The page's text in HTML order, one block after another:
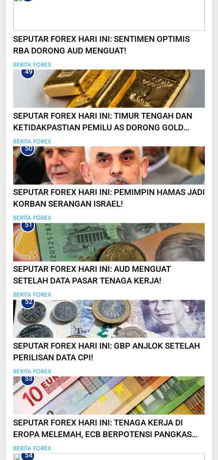
SEPUTAR FOREX HARI INI: SENTIMEN OPTIMIS
RBA DORONG AUD MENGUAT!
BERITA FOREX
49
SEPUTAR FOREX HARI INI: TIMUR TENGAH DAN
KETIDAKPASTIAN PEMILU AS DORONG GOLD
CAPAI ATH LAGI!
BERITA FOREX
50
SEPUTAR FOREX HARI INI: PEMIMPIN HAMAS JADI
KORBAN SERANGAN ISRAEL!
BERITA FOREX
51
SEPUTAR FOREX HARI INI: AUD MENGUAT
SETELAH DATA PASAR TENAGA KERJA!
BERITA FOREX
52
SEPUTAR FOREX HARI INI: GBP ANJLOK SETELAH
PERILISAN DATA CPI!
BERITA FOREX
53
SEPUTAR FOREX HARI INI: TENAGA KERJA DI
EROPA MELEMAH, ECB BERPOTENSI PANGKAS
SUKU BUNGA LEBIH CEPAT!
BERITA FOREX
54